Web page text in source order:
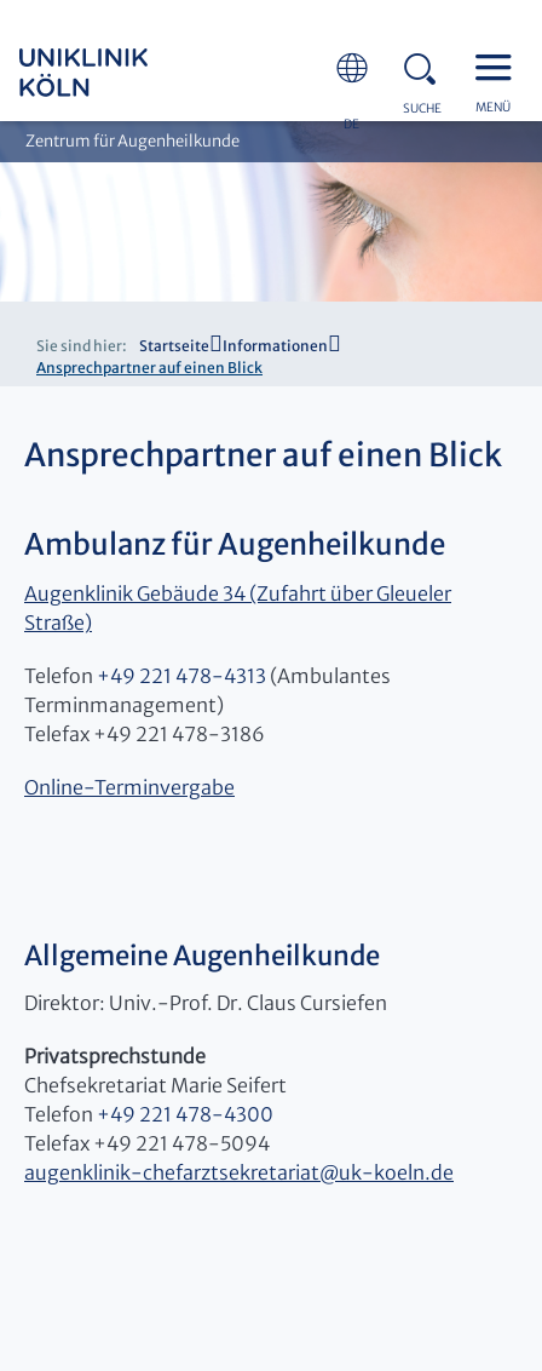
DE
SUCHE MENÜ
Zentrum für Augenheilkunde
Sie sind hier: Startseite
Informationen
Ansprechpartner auf einen Blick
Ansprechpartner auf einen Blick
Ambulanz für Augenheilkunde
Augenklinik Gebäude 34 (Zufahrt über Gleueler
Straße)
Telefon +49 221 478-4313 (Ambulantes
Terminmanagement)
Telefax +49 221 478-3186
Online-Terminvergabe
Allgemeine Augenheilkunde
Direktor: Univ.-Prof. Dr. Claus Cursiefen
Privatsprechstunde
Chefsekretariat Marie Seifert
Telefon +49 221 478-4300
Telefax +49 221 478-5094
augenklinik-chefarztsekretariat@uk-koeln.de